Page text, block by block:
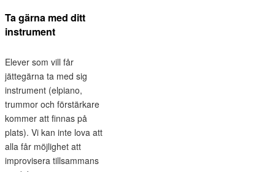
Ta gärna med ditt
instrument
Elever som vill får
jättegärna ta med sig
instrument (elpiano,
trummor och förstärkare
kommer att finnas på
plats). Vi kan inte lova att
alla får möjlighet att
improvisera tillsammans